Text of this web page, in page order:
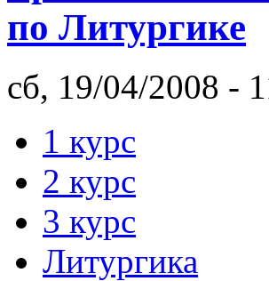
по Литургике
сб, 19/04/2008 -
1 курс
2 курс
3 курс
Литургика